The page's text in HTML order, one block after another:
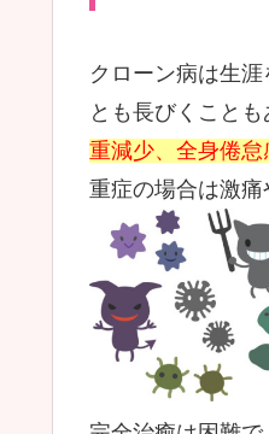
クローン病は生
とも長びくこと
重減少、全身倦怠
重症の場合は激痛